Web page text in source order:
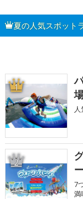
夏の人気スポット
1
2
7
満